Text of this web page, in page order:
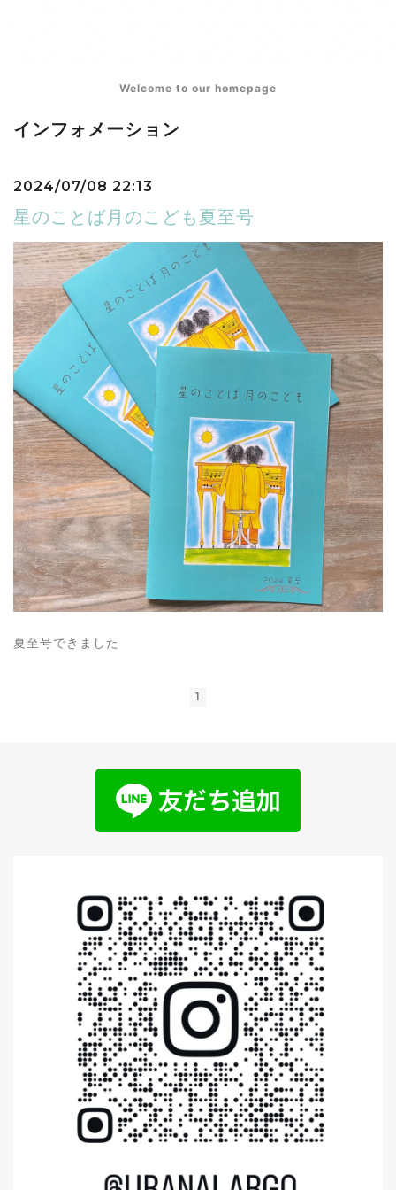
Welcome to our homepage
インフォメーション
2024/07/08 22:13
星のことば月のこども夏至号
夏至号できました
1